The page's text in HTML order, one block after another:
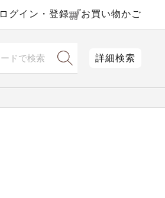
ログイン・登録 お買い物かご
詳細検索